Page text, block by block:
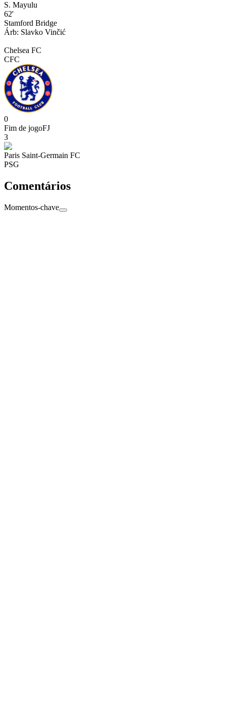
S. Mayulu
62'
Stamford Bridge
Árb: Slavko Vinčić
Chelsea FC
CFC
0
Fim de jogoFJ
3
Paris Saint-Germain FC
PSG
Comentários
Momentos-chave